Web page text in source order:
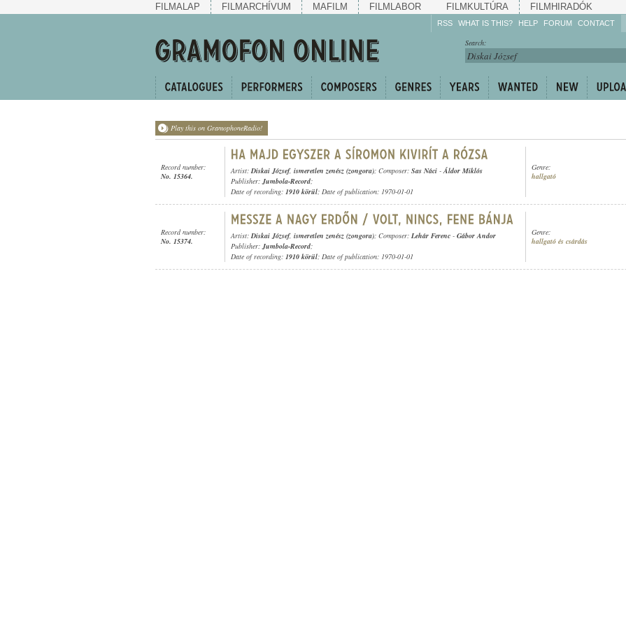
FILMALAP FILMARCHÍVUM MAFILM FILMLABOR FILMKULTÚRA FILMHIRADÓK
RSS WHAT IS THIS? HELP
Enrich!
Share!
FORUM CONTACT
Search:
Play this on GramophoneRadio!
Record number:
No. 15364.
Artist:Diskai József, ismeretlen zenész (zongora); Composer: Sas Náci -Áldor Miklós
Publisher:Jumbola-Record;
Date of recording: 1910 körül; Date of publication: 1970-01-01
Genre:
hallgató
Record number:
No. 15374.
Artist:Diskai József, ismeretlen zenész (zongora); Composer: Lehár Ferenc - Gábor Andor
Publisher:Jumbola-Record;
Date of recording: 1910 körül; Date of publication: 1970-01-01
Genre:
hallgató és csárdás